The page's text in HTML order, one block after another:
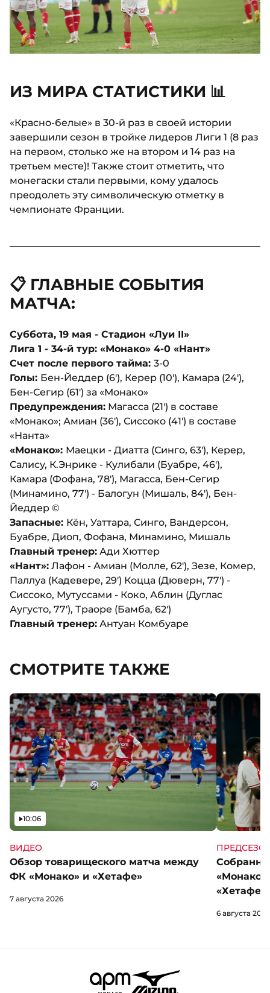
ИЗ МИРА СТАТИСТИКИ 📊
«Красно-белые» в 30-й раз в своей истории
завершили сезон в тройке лидеров Лиги 1 (8 раз
на первом, столько же на втором и 14 раз на
третьем месте)! Также стоит отметить, что
монегаски стали первыми, кому удалось
преодолеть эту символическую отметку в
чемпионате Франции.
📋 ГЛАВНЫЕ СОБЫТИЯ
МАТЧА:
Суббота, 19 мая - Стадион «Луи II»
Лига 1 - 34-й тур: «Монако» 4-0 «Нант»
Счет после первого тайма: 3-0
Голы: Бен-Йеддер (6'), Керер (10'), Камара (24'),
Бен-Сегир (61') за «Монако»
Предупреждения: Магасса (21') в составе
«Монако»; Амиан (36'), Сиссоко (41') в составе
«Нанта»
«Монако»: Маецки - Диатта (Синго, 63'), Керер,
Салису, К.Энрике - Кулибали (Буабре, 46'),
Камара (Фофана, 78'), Магасса, Бен-Сегир
(Минамино, 77') - Балогун (Мишаль, 84'), Бен-
Йеддер ©
Запасные: Кён, Уаттара, Синго, Вандерсон,
Буабре, Диоп, Фофана, Минамино, Мишаль
Главный тренер: Ади Хюттер
«Нант»: Лафон - Амиан (Молле, 62'), Зезе, Комер,
Паллуа (Кадевере, 29') Коцца (Дюверн, 77') -
Сиссоко, Мутуссами - Коко, Аблин (Дуглас
Аугусто, 77'), Траоре (Бамба, 62')
Главный тренер: Антуан Комбуаре
СМОТРИТЕ ТАКЖЕ
ВИДЕО
Обзор товарищеского матча между
ФК «Монако» и «Хетафе»
Видео
10:06
7 августа 2026
«Хетафе»
6 августа 2026